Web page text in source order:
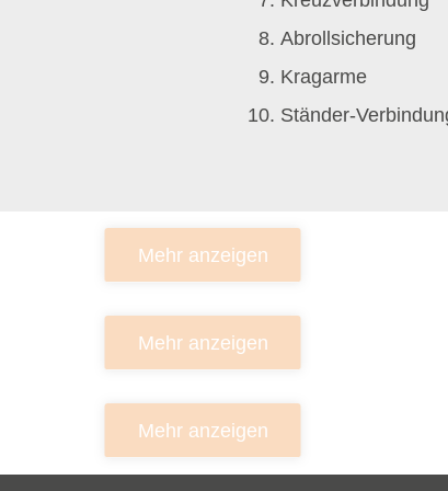
Abrollsicherung
Kragarme
Ständer-
Mehr anzeigen
Mehr anzeigen
Mehr anzeigen